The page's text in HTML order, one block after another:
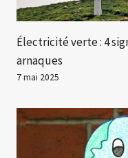
Électricité verte : 4
arnaques
7 mai 2025